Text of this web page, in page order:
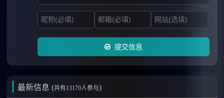
提交信息
最新信息 (共有13170人参与)